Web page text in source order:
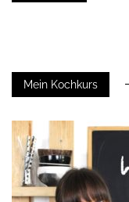
Mein Kochkurs